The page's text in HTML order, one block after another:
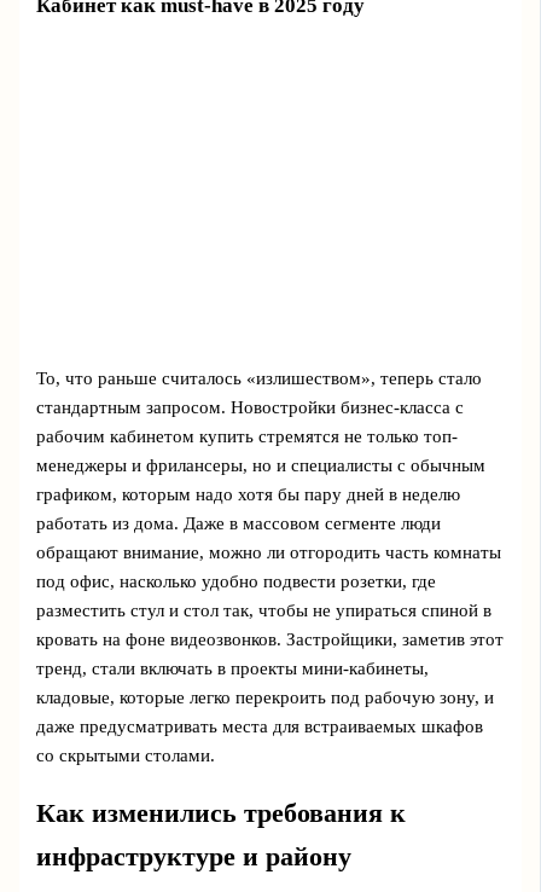
Кабинет как must-have в 2025 году
То, что раньше считалось «излишеством», теперь стало
стандартным запросом. Новостройки бизнес-класса с
рабочим кабинетом купить стремятся не только топ-
менеджеры и фрилансеры, но и специалисты с обычным
графиком, которым надо хотя бы пару дней в неделю
работать из дома. Даже в массовом сегменте люди
обращают внимание, можно ли отгородить часть комнаты
под офис, насколько удобно подвести розетки, где
разместить стул и стол так, чтобы не упираться спиной в
кровать на фоне видеозвонков. Застройщики, заметив этот
тренд, стали включать в проекты мини-кабинеты,
кладовые, которые легко перекроить под рабочую зону, и
даже предусматривать места для встраиваемых шкафов
со скрытыми столами.
Как изменились требования к
инфраструктуре и району